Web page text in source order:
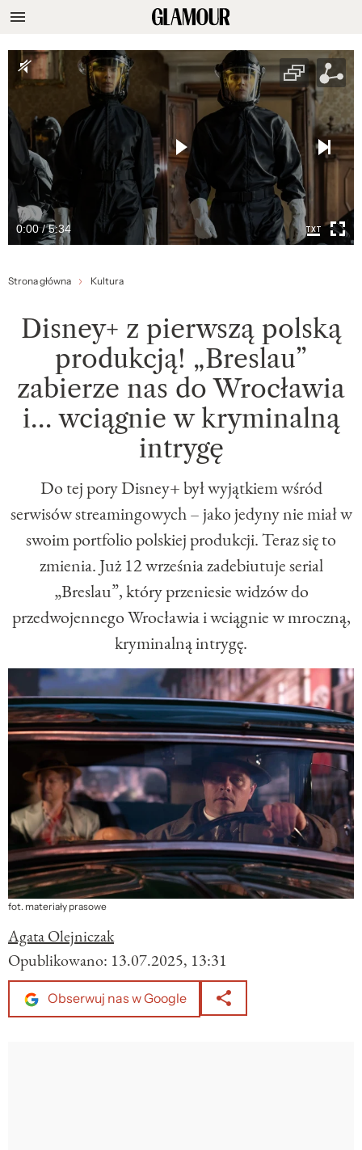
0:00 / 5:34
Strona główna Kultura
Disney+ z pierwszą polską
produkcją! „Breslau”
zabierze nas do Wrocławia
i… wciągnie w kryminalną
intrygę
Do tej pory Disney+ był wyjątkiem wśród
serwisów streamingowych – jako jedyny nie miał w
swoim portfolio polskiej produkcji. Teraz się to
zmienia. Już 12 września zadebiutuje serial
„Breslau”, który przeniesie widzów do
przedwojennego Wrocławia i wciągnie w mroczną,
kryminalną intrygę.
fot. materiały prasowe
Agata Olejniczak
Opublikowano: 13.07.2025, 13:31
Obserwuj nas w Google